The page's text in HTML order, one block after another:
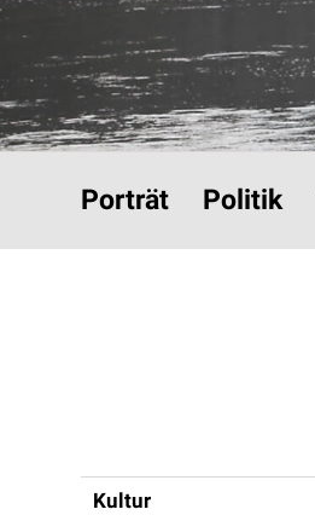
Porträt
Politik
Inhaltsnavigation
Kultur